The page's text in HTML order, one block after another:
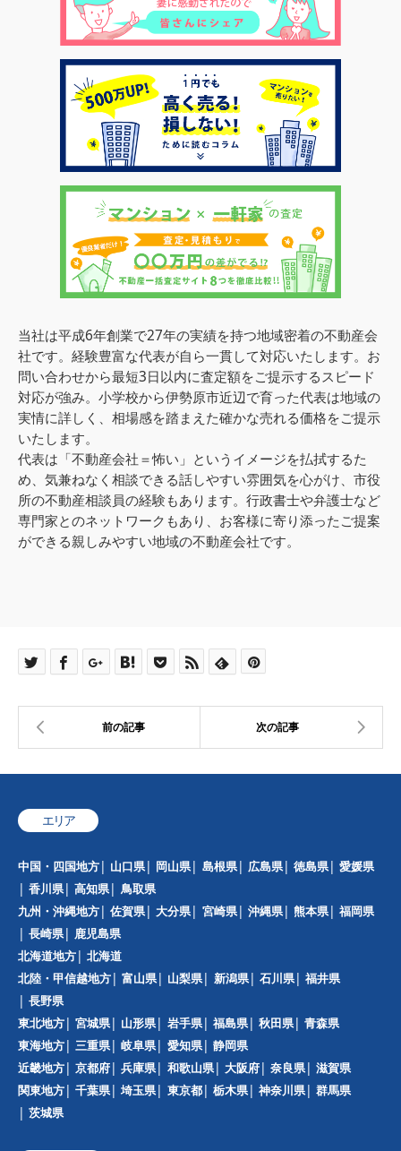
当社は平成6年創業で27年の実績を持つ地域密着の不動産会
社です。経験豊富な代表が自ら一貫して対応いたします。お
問い合わせから最短3日以内に査定額をご提示するスピード
対応が強み。小学校から伊勢原市近辺で育った代表は地域の
実情に詳しく、相場感を踏まえた確かな売れる価格をご提示
いたします。
代表は「不動産会社＝怖い」というイメージを払拭するた
め、気兼ねなく相談できる話しやすい雰囲気を心がけ、市役
所の不動産相談員の経験もあります。行政書士や弁護士など
専門家とのネットワークもあり、お客様に寄り添ったご提案
ができる親しみやすい地域の不動産会社です。
エリア
中国・四国地方 山口県 岡山県 島根県 広島県 徳島県
愛媛県
香川県
高知県
鳥取県
九州・沖縄地方
佐賀県 大分県 宮崎県 沖縄県 熊本県
福岡県
長崎県
鹿児島県
北海道地方
北海道
北陸・甲信越地方
富山県 山梨県 新潟県 石川県
福井県
長野県
東北地方
宮城県 山形県 岩手県 福島県 秋田県
青森県
東海地方
三重県 岐阜県 愛知県
静岡県
近畿地方
京都府 兵庫県 和歌山県 大阪府 奈良県
滋賀県
関東地方
千葉県 埼玉県 東京都 栃木県 神奈川県
群馬県
茨城県